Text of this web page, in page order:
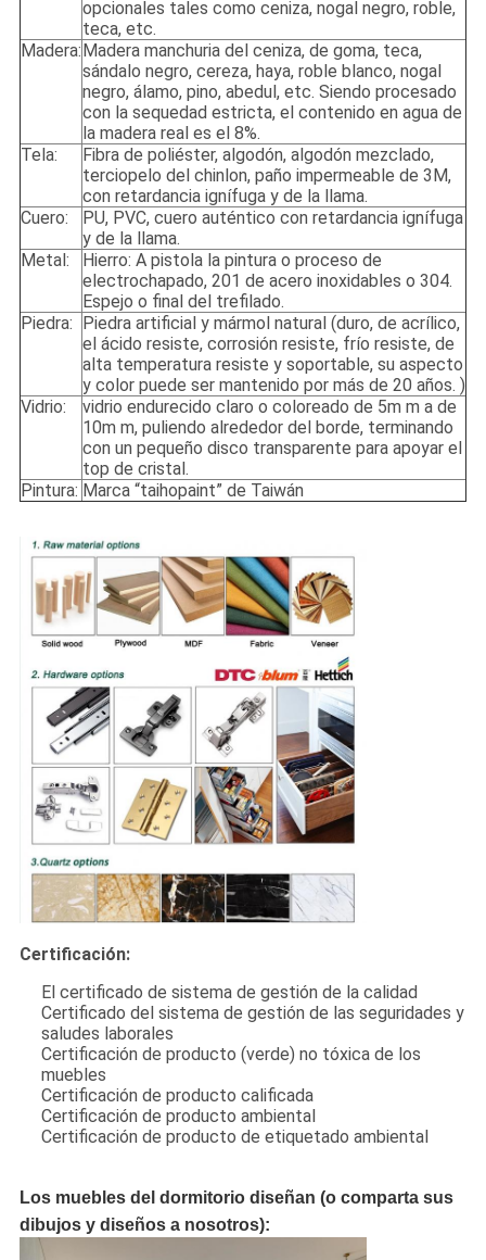
opcionales tales como ceniza, nogal negro, roble,
teca, etc.
Madera: Madera manchuria del ceniza, de goma, teca,
sándalo negro, cereza, haya, roble blanco, nogal
negro, álamo, pino, abedul, etc. Siendo procesado
con la sequedad estricta, el contenido en agua de
la madera real es el 8%.
Tela:
Fibra de poliéster, algodón, algodón mezclado,
terciopelo del chinlon, paño impermeable de 3M,
con retardancia ignífuga y de la llama.
Cuero:
PU, PVC, cuero auténtico con retardancia ignífuga
y de la llama.
Metal:
Hierro: A pistola la pintura o proceso de
electrochapado, 201 de acero inoxidables o 304.
Espejo o final del trefilado.
Piedra:
Piedra artificial y mármol natural (duro, de acrílico,
el ácido resiste, corrosión resiste, frío resiste, de
alta temperatura resiste y soportable, su aspecto
y color puede ser mantenido por más de 20 años. )
Vidrio:
vidrio endurecido claro o coloreado de 5m m a de
10m m, puliendo alrededor del borde, terminando
con un pequeño disco transparente para apoyar el
top de cristal.
Pintura: Marca “taihopaint” de Taiwán
Certificación:
El certificado de sistema de gestión de la calidad
Certificado del sistema de gestión de las seguridades y
saludes laborales
Certificación de producto (verde) no tóxica de los
muebles
Certificación de producto calificada
Certificación de producto ambiental
Certificación de producto de etiquetado ambiental
Los muebles del dormitorio diseñan (o comparta sus
dibujos y diseños a nosotros):